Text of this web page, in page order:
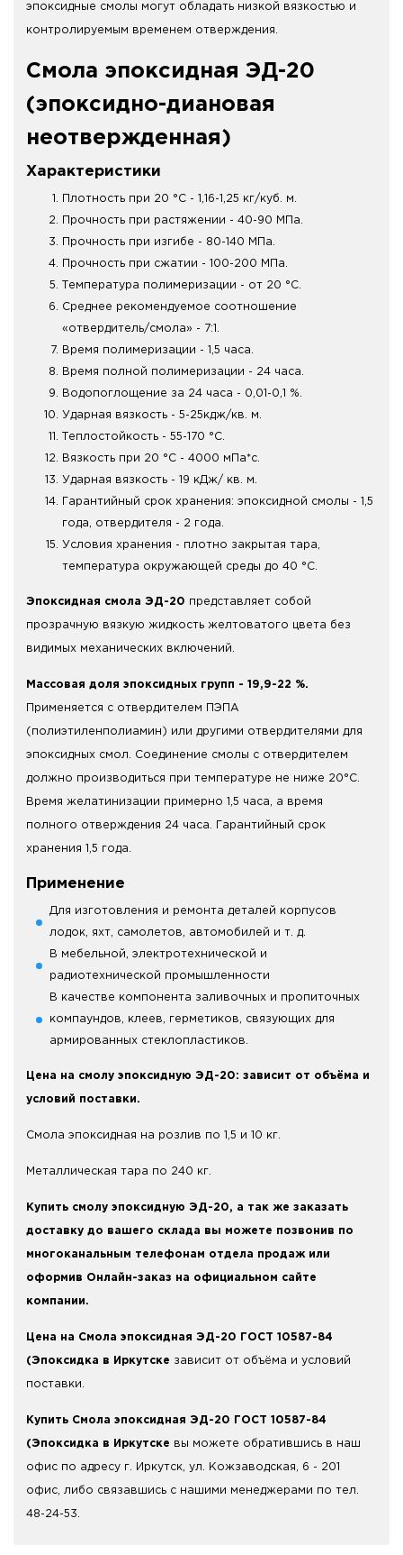
эпоксидные смолы могут обладать низкой вязкостью и
контролируемым временем отверждения.
Смола эпоксидная ЭД-20
(эпоксидно-диановая
неотвержденная)
Характеристики
Плотность при 20 °С - 1,16-1,25 кг/куб. м.
Прочность при растяжении - 40-90 МПа.
Прочность при изгибе - 80-140 МПа.
Прочность при сжатии - 100-200 МПа.
Температура полимеризации - от 20 °С.
Среднее рекомендуемое соотношение
«отвердитель/смола» - 7:1.
Время полимеризации - 1,5 часа.
Время полной полимеризации - 24 часа.
Водопоглощение за 24 часа - 0,01-0,1 %.
Ударная вязкость - 5-25кдж/кв. м.
Теплостойкость - 55-170 °С.
Вязкость при 20 °С - 4000 мПа*с.
Ударная вязкость - 19 кДж/ кв. м.
Гарантийный срок хранения: эпоксидной смолы - 1,5
года, отвердителя - 2 года.
Условия хранения - плотно закрытая тара,
температура окружающей среды до 40 °С.
Эпоксидная смола ЭД-20 представляет собой
прозрачную вязкую жидкость желтоватого цвета без
видимых механических включений.
Массовая доля эпоксидных групп - 19,9-22 %.
Применяется с отвердителем ПЭПА
(полиэтиленполиамин) или другими отвердителями для
эпоксидных смол. Соединение смолы с отвердителем
должно производиться при температуре не ниже 20°С.
Время желатинизации примерно 1,5 часа, а время
полного отверждения 24 часа. Гарантийный срок
хранения 1,5 года.
Применение
Для изготовления и ремонта деталей корпусов
лодок, яхт, самолетов, автомобилей и т. д.
В мебельной, электротехнической и
радиотехнической промышленности
В качестве компонента заливочных и пропиточных
компаундов, клеев, герметиков, связующих для
армированных стеклопластиков.
Цена на смолу эпоксидную ЭД-20: зависит от объёма и
условий поставки.
Смола эпоксидная на розлив по 1,5 и 10 кг.
Металлическая тара по 240 кг.
Купить смолу эпоксидную ЭД-20, а так же заказать
доставку до вашего склада вы можете позвонив по
многоканальным телефонам отдела продаж или
оформив Онлайн-заказ на официальном сайте
компании.
Цена на Смола эпоксидная ЭД-20 ГОСТ 10587-84
(Эпоксидка в Иркутске зависит от объёма и условий
поставки.
Купить Смола эпоксидная ЭД-20 ГОСТ 10587-84
(Эпоксидка в Иркутске вы можете обратившись в наш
офис по адресу г. Иркутск, ул. Кожзаводская, 6 - 201
офис, либо связавшись с нашими менеджерами по тел.
48-24-53.